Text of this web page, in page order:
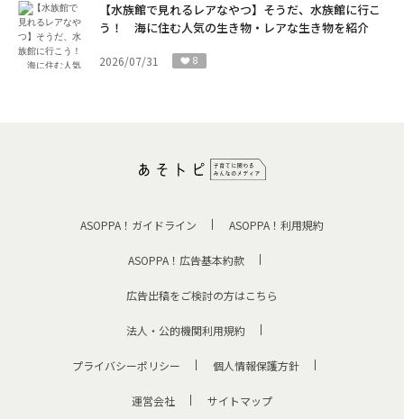
【水族館で見れるレアなやつ】そうだ、水族館に行こ
う！ 海に住む人気の生き物・レアな生き物を紹介
2026/07/31 8
ASOPPA！ガイドライン ASOPPA！利用規約
ASOPPA！広告基本約款
広告出稿をご検討の方はこちら
法人・公的機関利用規約
プライバシーポリシー 個人情報保護方針
運営会社 サイトマップ